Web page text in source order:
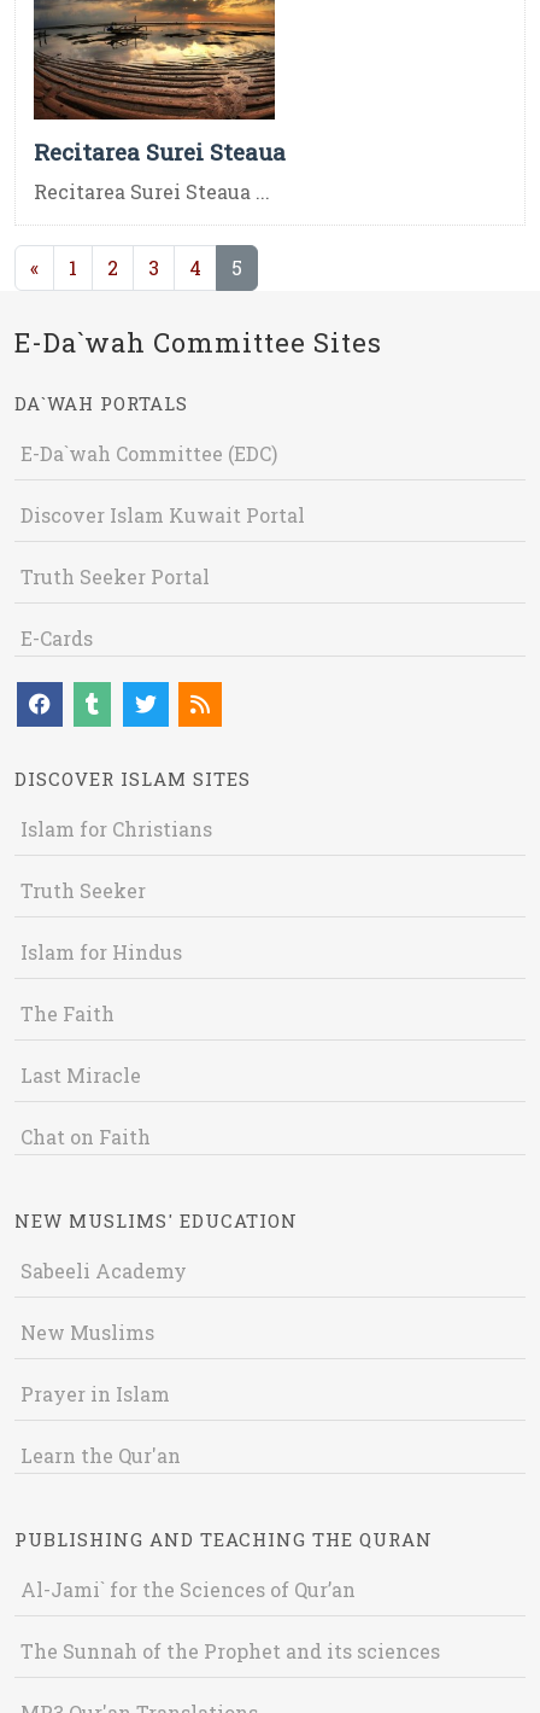
Recitarea Surei Steaua
Recitarea Surei Steaua ...
« 1 2 3 4 5
E-Da`wah Committee Sites
DA`WAH PORTALS
E-Da`wah Committee (EDC)
Discover Islam Kuwait Portal
Truth Seeker Portal
E-Cards
DISCOVER ISLAM SITES
Islam for Christians
Truth Seeker
Islam for Hindus
The Faith
Last Miracle
Chat on Faith
NEW MUSLIMS' EDUCATION
Sabeeli Academy
New Muslims
Prayer in Islam
Learn the Qur'an
PUBLISHING AND TEACHING THE QURAN
Al-Jami` for the Sciences of Qur’an
The Sunnah of the Prophet and its sciences